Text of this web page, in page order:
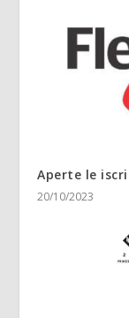
Aperte le
20/10/2023